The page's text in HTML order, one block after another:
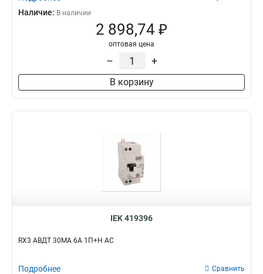
Наличие: В наличии
2 898,74 ₽
оптовая цена
– +
В корзину
IEK 419396
RX3 АВДТ 30МА 6А 1П+Н AC
Подробнее Сравнить